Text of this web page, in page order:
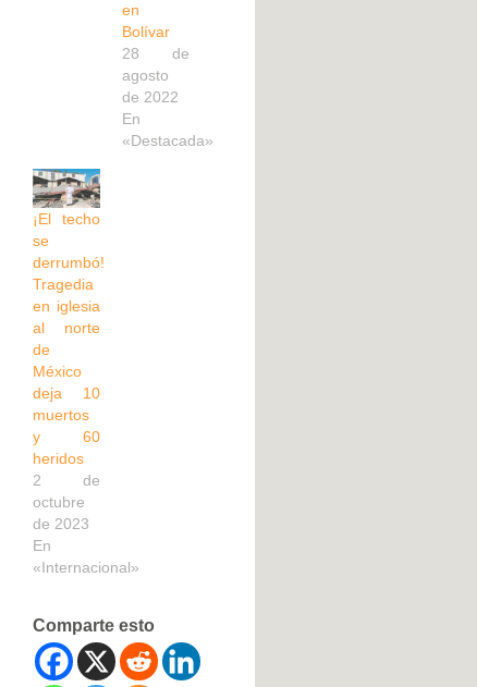
en
Bolívar
28 de
agosto
de 2022
En
«Destacada»
¡El techo
se
derrumbó!
Tragedia
en iglesia
al norte
de
México
deja 10
muertos
y 60
heridos
2 de
octubre
de 2023
En
«Internacional»
Comparte esto